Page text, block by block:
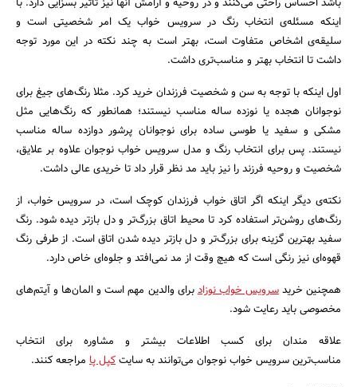
باشد احساس راحتی می‌کنند و در روحیه و آرامش آنها نیز تاثیر بسزایی دارد. با
اینکه مسئله‌ی انتخاب رنگ در سرویس خواب یک امر شخصیتی است و
سلیقه‌ی اشخاص متفاوت است، بهتر است به چند نکته در این مورد توجه
داشت تا انتخاب بهتر و مناسب‌تری داشت.
اول اینکه با توجه به سن و شخصیت فرزندان خرید کرد. مثلا رنگ‌های جیغ برای
نوجوانان هجده یا نوزده ساله مناسب نیستند؛ همانطور که رنگ‌هایی مثل
مشکی و سفید یا طوسی ساده برای نوجوانان پرشور دوازده ساله مناسب
نیستند. پس برای انتخاب رنگ و مدل سرویس خواب نوجوان علاوه بر علایق،
شخصیت و روحیه فرزند را نیز باید مد نظر قرار داد تا خریدی عالی داشت.
نکته‌ی دیگر اینکه اگر اتاق خواب فرزندان کوچک است، در سرویس خواب، از
رنگ‌های روشن‌تر استفاده کرد تا محیط اتاق بزرگ‌تر و دل بازتر دیده شود. رنگ
سفید بهترین گزینه برای بزرگ‌تر و دل بازتر دیده شدن اتاق است. از طرفی رنگ
قهوه‌ای نیز رنگی است که هیچ وقت از مد نمی‌افتد و جلوه‌ای خاص دارد.
همچنین خریدسرویس خواب نوزادبرای والدین مهم است و المان‌ها و آیتم‌های
مخصوصی باید رعایت شود.
علاقه مندان برای کسب اطلاعات بیشتر و مشاوره برای انتخاب
مناسب‌ترین سرویس خواب نوجوان می‌توانند به سایتکپل پا مراجعه کنند.